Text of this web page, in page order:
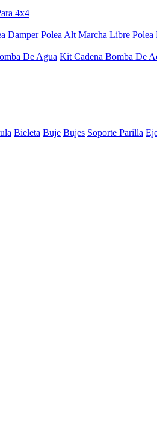
4x4
Damper Polea Alt Marcha Libre Polea
De Agua Kit Cadena Bomba De
Bieleta Buje Bujes Soporte Parilla